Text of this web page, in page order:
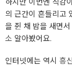
의 근간이 흔들리고
을 쥔 채 밤을 새면
소 알아봤어요.
인터넷에는 역시 흥